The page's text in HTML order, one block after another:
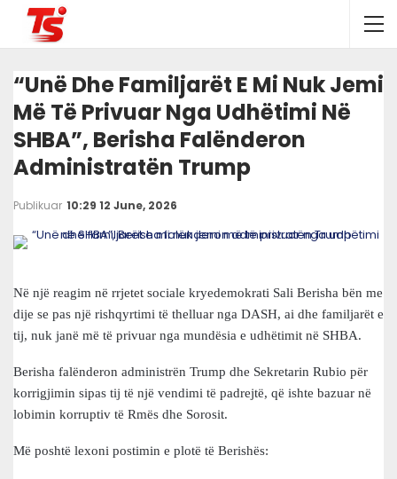
“Unë Dhe Familjarët E Mi Nuk Jemi
Më Të Privuar Nga Udhëtimi Në
SHBA”, Berisha Falënderon
Administratën Trump
Publikuar 10:29 12 June, 2026
Në një reagim në rrjetet sociale kryedemokrati Sali Berisha bën me
dije se pas një rishqyrtimi të thelluar nga DASH, ai dhe familjarët e
tij, nuk janë më të privuar nga mundësia e udhëtimit në SHBA.
Berisha falënderon administrën Trump dhe Sekretarin Rubio për
korrigjimin sipas tij të një vendimi të padrejtë, që ishte bazuar në
lobimin korruptiv të Rmës dhe Sorosit.
Më poshtë lexoni postimin e plotë të Berishës: